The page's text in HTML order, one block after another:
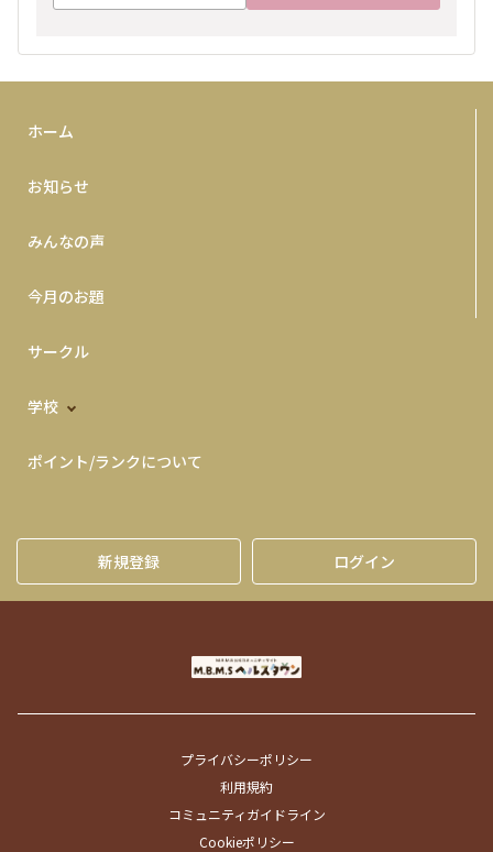
ホーム
お知らせ
みんなの声
今月のお題
サークル
学校
ポイント/ランクについて
新規登録 ログイン
プライバシーポリシー
利用規約
コミュニティガイドライン
Cookieポリシー